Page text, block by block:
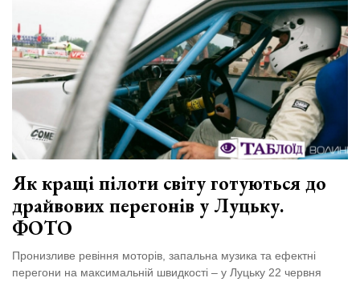
Як кращі пілоти світу готуються до
драйвових перегонів у Луцьку.
ФОТО
Пронизливе ревіння моторів, запальна музика та ефектні
перегони на максимальній швидкості – у Луцьку 22 червня